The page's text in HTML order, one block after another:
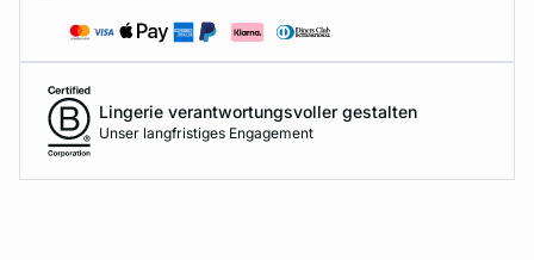
Lingerie verantwortungsvoller gestalten
Unser langfristiges Engagement